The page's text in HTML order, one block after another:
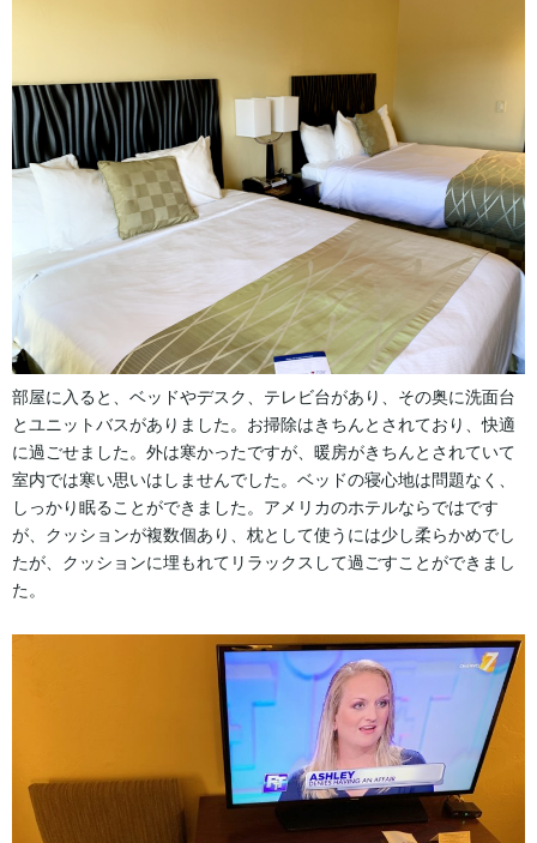
部屋に入ると、ベッドやデスク、テレビ台があり、その奥に洗面台
とユニットバスがありました。お掃除はきちんとされており、快適
に過ごせました。外は寒かったですが、暖房がきちんとされていて
室内では寒い思いはしませんでした。ベッドの寝心地は問題なく、
しっかり眠ることができました。アメリカのホテルならではです
が、クッションが複数個あり、枕として使うには少し柔らかめでし
たが、クッションに埋もれてリラックスして過ごすことができまし
た。